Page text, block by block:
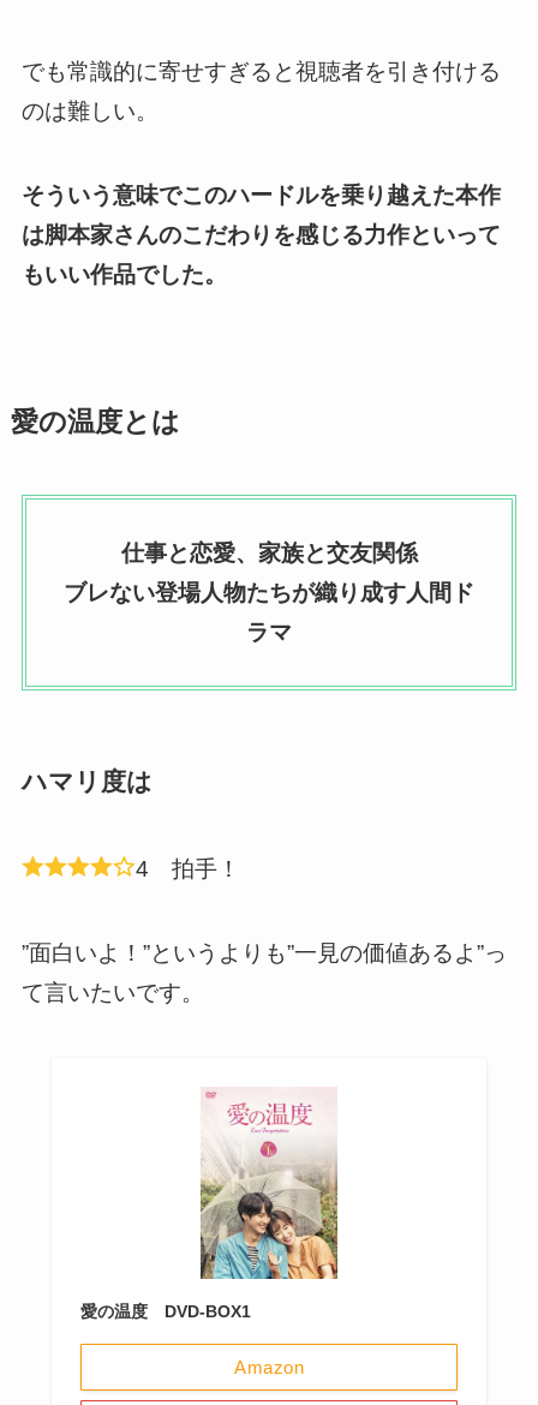
でも常識的に寄せすぎると視聴者を引き付ける
のは難しい。
そういう意味でこのハードルを乗り越えた本作
は脚本家さんのこだわりを感じる力作といって
もいい作品でした。
愛の温度とは
仕事と恋愛、家族と交友関係
ブレない登場人物たちが織り成す人間ド
ラマ
ハマリ度は
4 拍手！
”面白いよ！”というよりも”一見の価値あるよ”っ
て言いたいです。
愛の温度 DVD-BOX1
Amazon